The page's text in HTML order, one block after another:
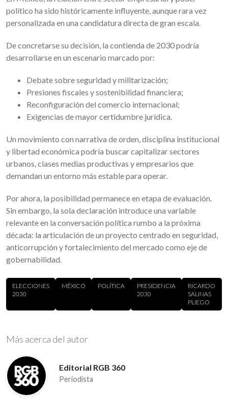
político ha sido históricamente influyente, aunque rara vez
personalizada en una candidatura directa de gran escala.
De concretarse su decisión, la contienda de 2030 podría
desarrollarse en un escenario marcado por:
Debate sobre seguridad y militarización;
Presiones fiscales y sostenibilidad financiera;
Reconfiguración del comercio internacional;
Exigencias de mayor certidumbre jurídica.
Un movimiento con narrativa de orden, disciplina institucional
y libertad económica podría buscar capitalizar sectores
urbanos, clases medias productivas y empresarios que
demandan un entorno más estable para operar.
Por ahora, la posibilidad permanece en etapa de evaluación.
Sin embargo, la sola declaración introduce una variable
relevante en la conversación política rumbo a la próxima
década: la articulación de un proyecto centrado en seguridad,
anticorrupción y fortalecimiento del mercado como eje de
gobernabilidad.
ELECCIONES
2030
MÉXICO POLÍTICA
PRESIDENCIA
2030
RICARDO
SALINAS
PLIEGO
Más acerca del autor
Editorial RGB 360
Periodista